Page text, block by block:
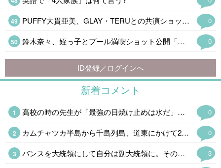
0
PUFFY大貫亜美、GLAY・TERUとの共演ショット公開「夫婦の並びが尊い」…
0
鈴木奈々、姪っ子とプール満喫ショット公開「仲良しすぎてほっこり」
ID登録／ログインへ
新着コメント
0
高校の時の先生が「最強の日焼け止めは水だ」とか言ってて、全身を浮き輪に入れたミシュランマンを想像したけど、実際には紫外線はフリーパスなのでガセであった。ところで風船太郎氏はなぜあんなに日焼けしてムキムキなのだろう。
0
カムチャツカ半島から千島列島、道東にかけて20年くらい前から注目しているけど。 能登は発展性がないということでお国がカネを出し渋ったという話が議事録にあるそうだけど、なんかあったらどさくさ紛れで…🆖🆖なので自粛。
3
バンスを大統領にして自分は副大統領に。その後バンス辞任で繰り上げで大統領、こんな筋書きもありそうだが国民が許さんだろう。